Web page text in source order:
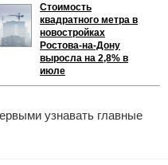
Стоимость
квадратного метра в
новостройках
Ростова-на-Дону
выросла на 2,8% в
июле
узнавать главные